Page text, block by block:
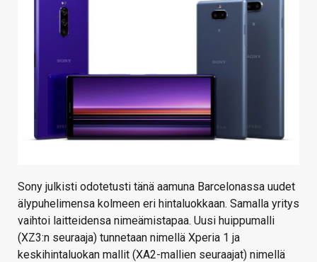
HAKU
Sony julkisti odotetusti tänä aamuna Barcelonassa uudet
älypuhelimensa kolmeen eri hintaluokkaan. Samalla yritys
vaihtoi laitteidensa nimeämistapaa. Uusi huippumalli
(XZ3:n seuraaja) tunnetaan nimellä Xperia 1 ja
keskihintaluokan mallit (XA2-mallien seuraajat) nimellä